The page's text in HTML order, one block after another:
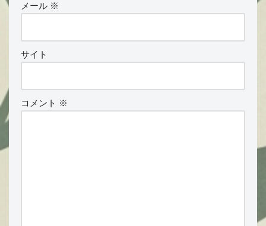
メール ※
サイト
コメント ※